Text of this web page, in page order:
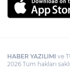
HABER YAZILIMI ve
2026 Tüm hakları